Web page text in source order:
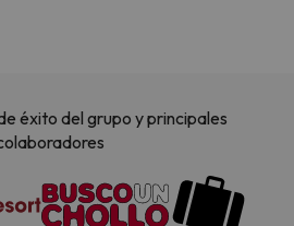
éxito del grupo y principales